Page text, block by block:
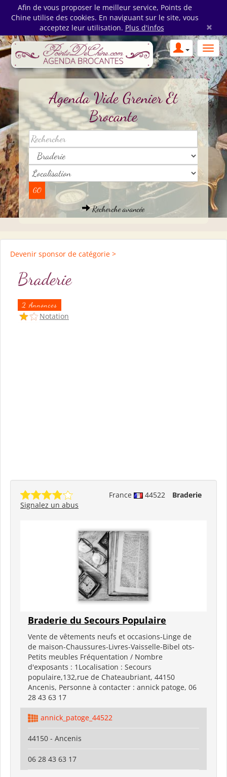
Afin de vous proposer le meilleur service, Points de
Chine utilise des cookies. En naviguant sur le site, vous
acceptez leur utilisation. Plus d'infos ×
Agenda Vide Grenier Et
Brocante
Recherche avancée
Devenir sponsor de catégorie >
Braderie
2 Annonces
Notation
France 44522
Braderie
Signalez un abus
Braderie du Secours Populaire
Vente de vêtements neufs et occasions-Linge de
de maison-Chaussures-Livres-Vaisselle-Bibel ots-
Petits meubles Fréquentation / Nombre
d'exposants : 1Localisation : Secours
populaire,132,rue de Chateaubriant, 44150
Ancenis, Personne à contacter : annick patoge, 06
28 43 63 17
annick_patoge_44522
44150 - Ancenis
06 28 43 63 17